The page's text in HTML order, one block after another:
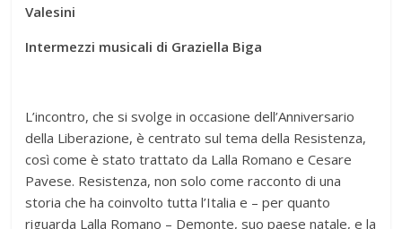
Valesini
Intermezzi musicali di Graziella Biga
L’incontro, che si svolge in occasione dell’Anniversario
della Liberazione, è centrato sul tema della Resistenza,
così come è stato trattato da Lalla Romano e Cesare
Pavese. Resistenza, non solo come racconto di una
storia che ha coinvolto tutta l’Italia e – per quanto
riguarda Lalla Romano – Demonte, suo paese natale, e la